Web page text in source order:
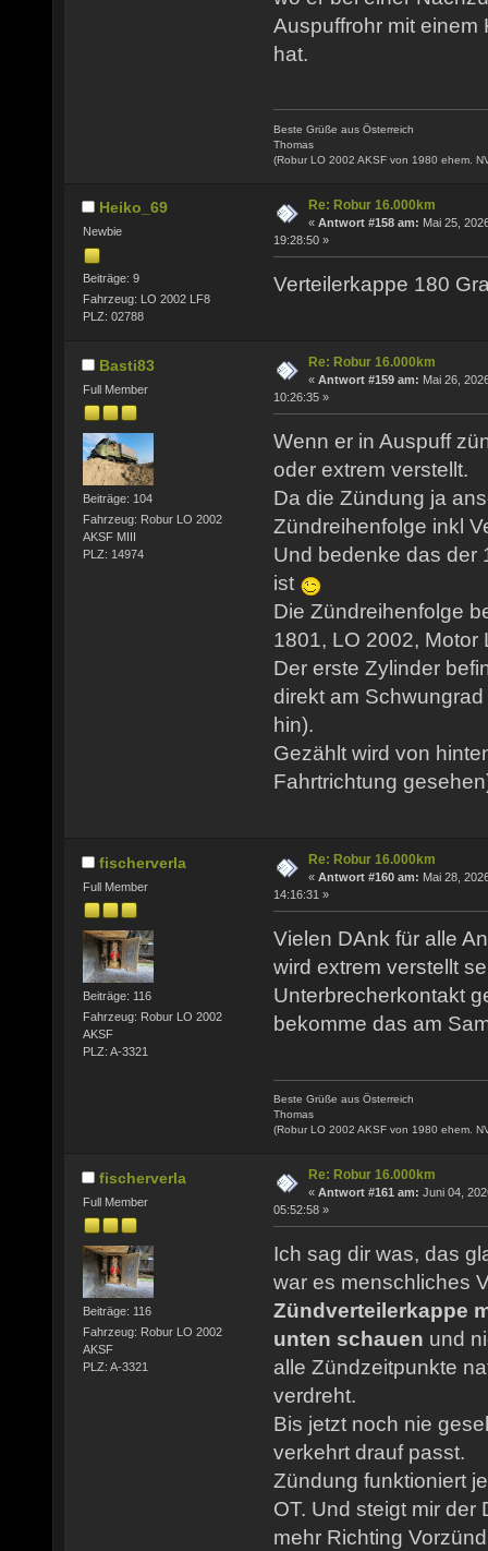
Auspuffrohr mit
hat.
Beste Grüße aus Österreich
Thomas
(Robur LO 2002 AKSF von 1980 ehem.
Heiko_69
Newbie
Beiträge: 9
Fahrzeug: LO 2002 LF8
PLZ: 02788
Re: Robur 16.000km
« Antwort #158 am: Mai 25,
19:28:50 »
Verteilerkappe 180
Basti83
Full Member
Beiträge: 104
Fahrzeug: Robur LO 2002
AKSF MIII
PLZ: 14974
Re: Robur 16.000km
« Antwort #159 am: Mai 26,
10:26:35 »
Wenn er in Auspuff
oder extrem verstellt.
Da die Zündung ja
Zündreihenfolge inkl
Und bedenke das der
ist
Die Zündreihenfolge
1801, LO 2002, Motor
Der erste Zylinder
direkt am
hin).
Gezählt wird von
Fahrtrichtung
fischerverla
Full Member
Beiträge: 116
Fahrzeug: Robur LO 2002
AKSF
PLZ: A-3321
Re: Robur 16.000km
« Antwort #160 am: Mai 28,
14:16:31 »
Vielen DAnk für alle
wird extrem verstellt
Unterbrecherkontakt
bekomme das am
Beste Grüße aus Österreich
Thomas
(Robur LO 2002 AKSF von 1980 ehem.
fischerverla
Full Member
Beiträge: 116
Fahrzeug: Robur LO 2002
AKSF
PLZ: A-3321
Re: Robur 16.000km
« Antwort #161 am: Juni 04,
05:52:58 »
Ich sag dir was, das
war es menschliches
Zündverteilerkappe
unten schauen und
alle Zündzeitpunkte
verdreht.
Bis jetzt noch nie
verkehrt drauf passt.
Zündung funktioniert
OT. Und steigt mir der
mehr Richting